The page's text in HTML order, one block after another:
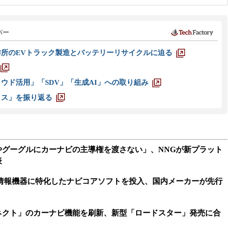
ー
のEVトラック製造とバッテリーリサイクルに迫る
ド活用」「SDV」「生成AI」への取り組み
」を振り返る
グーグルにカーナビの主導権を渡さない」、NNGが新プラット
報機器に特化したナビコアソフトを投入、国内メーカーが先行
クト」のカーナビ機能を刷新、新型「ロードスター」発売に合